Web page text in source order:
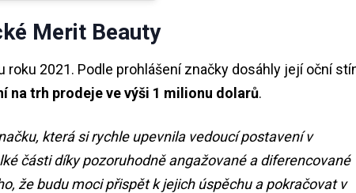
Merit Beauty
2021. Podle prohlášení značky dosáhly její oční
na trh prodeje ve výši 1 milionu dolarů.
která si rychle upevnila vedoucí postavení v
části díky pozoruhodně angažované a diferencované
že budu moci přispět k jejich úspěchu a pokračovat v